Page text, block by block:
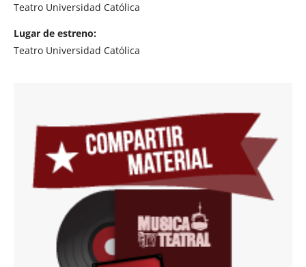
Teatro Universidad Católica
Lugar de estreno:
Teatro Universidad Católica